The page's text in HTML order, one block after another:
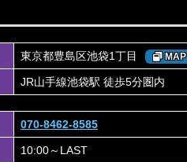
東京都豊島区池袋1丁目 MAP
JR山手線池袋駅 徒歩5分圏内
070-8462-8585
10:00～LAST